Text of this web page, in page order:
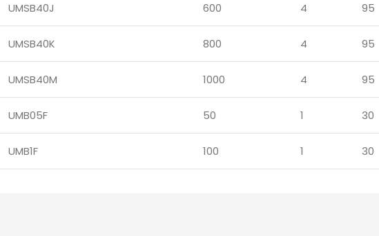
UMSB40J 600 4 95
UMSB40K 800 4 95
UMSB40M 1000 4 95
UMB05F 50 1 30
UMB1F 100 1 30